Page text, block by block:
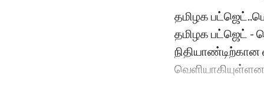
தமிழக
தமிழக பட்ஜெட் -
நிதியாண்டிற்கான